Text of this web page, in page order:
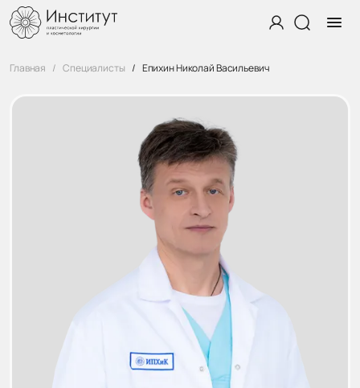
Главная Специалисты Епихин Николай Васильевич